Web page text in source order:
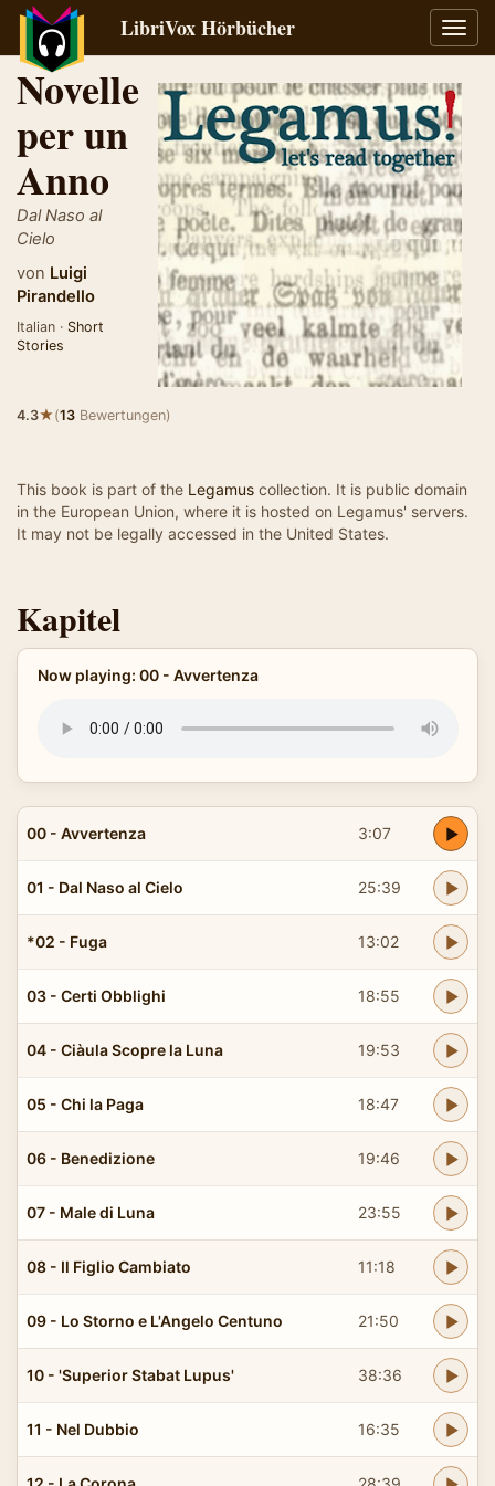
LibriVox Hörbücher
Novelle
per un
Anno
Dal Naso al
Cielo
von Luigi
Pirandello
Italian · Short
Stories
4.3★(13 Bewertungen)
This book is part of the Legamus collection. It is public domain
in the European Union, where it is hosted on Legamus' servers.
It may not be legally accessed in the United States.
Kapitel
Now playing: 00 - Avvertenza
00 - Avvertenza 3:07
01 - Dal Naso al Cielo 25:39
*02 - Fuga 13:02
03 - Certi Obblighi 18:55
04 - Ciàula Scopre la Luna 19:53
05 - Chi la Paga 18:47
06 - Benedizione 19:46
07 - Male di Luna 23:55
08 - Il Figlio Cambiato 11:18
09 - Lo Storno e L'Angelo Centuno 21:50
10 - 'Superior Stabat Lupus' 38:36
11 - Nel Dubbio 16:35